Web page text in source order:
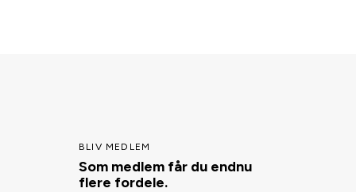
BLIV MEDLEM
Som medlem får du endnu
flere fordele.